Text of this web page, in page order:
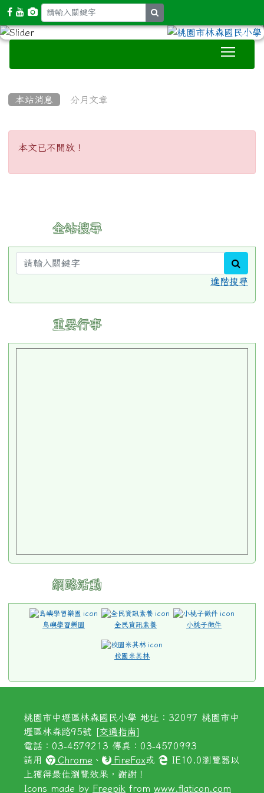
本站消息 分月文章
本文已不開放！
全站搜尋
進階搜尋
重要行事
網路活動
島嶼學習樂園 全民資訊素養 小桃子徵件
校園米其林
桃園市中壢區林森國民小學 地址：32097 桃園市中
壢區林森路95號 [交通指南]
電話：03-4579213 傳真：03-4570993
請用
Chrome 、 FireFox或
IE10.0瀏覽器以
上獲得最佳瀏覽效果，謝謝！
Icons made by Freepik from www.flaticon.com